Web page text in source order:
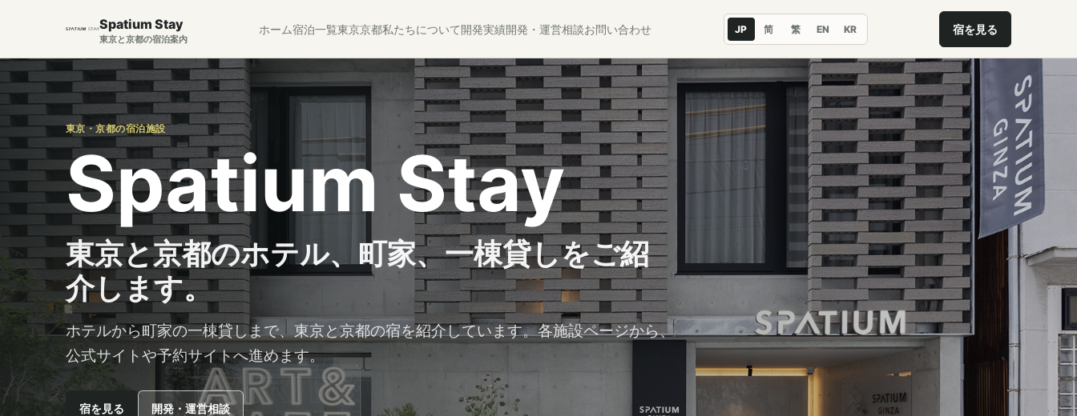
Spatium Stay
東京と京都の宿泊案内
ホーム宿泊一覧東京京都私たちについて開発実績開発・運営相談お問い合わせ JP 简 繁 EN KR 宿を見る
東京・京都の宿泊施設
Spatium Stay
東京と京都のホテル、町家、一棟貸しをご紹
介します。
ホテルから町家の一棟貸しまで、東京と京都の宿を紹介しています。各施設ページから、
公式サイトや予約サイトへ進めます。
宿を見る 開発・運営相談